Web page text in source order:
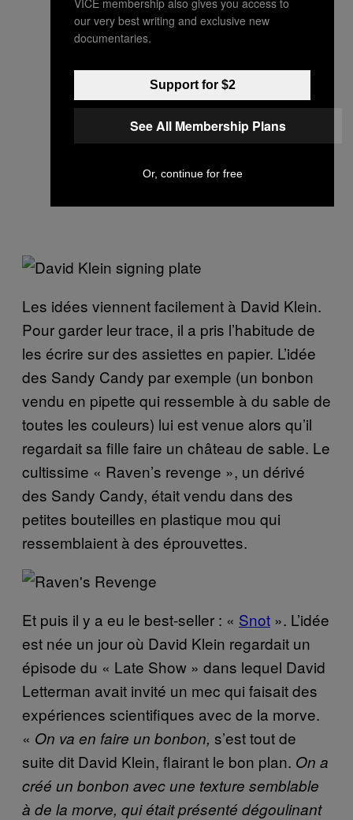
Les idées viennent facilement à David Klein.
Pour garder leur trace, il a pris l’habitude de
les écrire sur des assiettes en papier. L’idée
des Sandy Candy par exemple (un bonbon
vendu en pipette qui ressemble à du sable de
toutes les couleurs) lui est venue alors qu’il
regardait sa fille faire un château de sable. Le
cultissime « Raven’s revenge », un dérivé
des Sandy Candy, était vendu dans des
petites bouteilles en plastique mou qui
ressemblaient à des éprouvettes.
Et puis il y a eu le best-seller : « Snot ». L’idée
est née un jour où David Klein regardait un
épisode du « Late Show » dans lequel David
Letterman avait invité un mec qui faisait des
expériences scientifiques avec de la morve.
« On va en faire un bonbon, s’est tout de
suite dit David Klein, flairant le bon plan. On a
créé un bonbon avec une texture semblable
à de la morve, qui étaitprésenté dégoulinant
our very best writing and exclusive new
documentaries.
Support for $2
See All Membership Plans
Or, continue for free